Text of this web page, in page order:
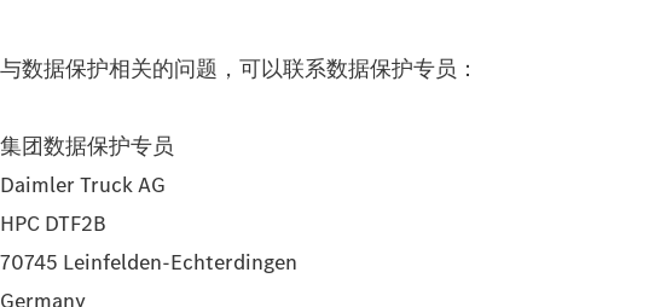
与数据保护相关的问题，可以联系数据保护专员：
集团数据保护专员
Daimler Truck AG
HPC DTF2B
70745 Leinfelden-Echterdingen
Germany